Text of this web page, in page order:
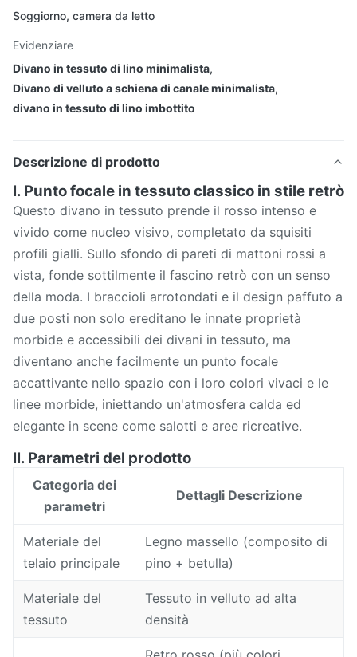
Soggiorno, camera da letto
Evidenziare
Divano in tessuto di lino minimalista,
Divano di velluto a schiena di canale minimalista,
divano in tessuto di lino imbottito
Descrizione di prodotto
I. Punto focale in tessuto classico in stile retrò
Questo divano in tessuto prende il rosso intenso e
vivido come nucleo visivo, completato da squisiti
profili gialli. Sullo sfondo di pareti di mattoni rossi a
vista, fonde sottilmente il fascino retrò con un senso
della moda. I braccioli arrotondati e il design paffuto a
due posti non solo ereditano le innate proprietà
morbide e accessibili dei divani in tessuto, ma
diventano anche facilmente un punto focale
accattivante nello spazio con i loro colori vivaci e le
linee morbide, iniettando un'atmosfera calda ed
elegante in scene come salotti e aree ricreative.
II. Parametri del prodotto
Categoria dei
parametri
Dettagli Descrizione
Materiale del
telaio principale
Legno massello (composito di
pino + betulla)
Materiale del
tessuto
Tessuto in velluto ad alta
densità